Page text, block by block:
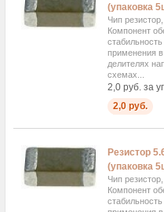
(упаковка
Чип
Компонент
применения в
делителях
схемах...
2,0 руб. за
2,0 руб.
Резистор
(упаковка
Чип
Компонент